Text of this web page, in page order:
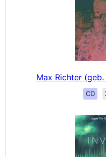
Max Richter
CD